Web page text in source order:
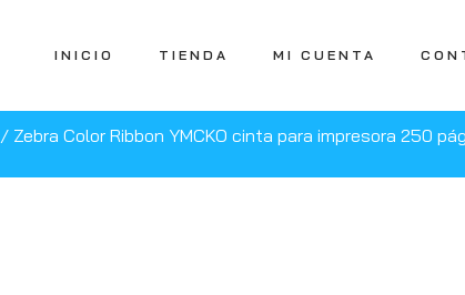
INICIO TIENDA MI CUENTA
/ Zebra Color Ribbon YMCKO cinta para impresora 250